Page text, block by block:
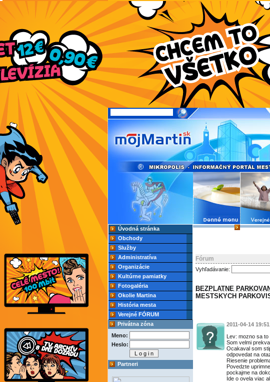
Úvodná stránka
Obchody
Služby
Administratíva
Organizácie
Kultúrne pamiatky
Fotogaléria
Okolie Martina
História mesta
Verejné FÓRUM
Privátna zóna
Meno:
Heslo:
Partneri
Fórum
Vyhľadávanie:
BEZPLATNE
MESTSKYCH
2011-04-14
Lev: mozno sa to
Som velmi
Ocakaval som
odpovedat na
Riesenie
Povedzte
pockajme na
Ide o ovela viac